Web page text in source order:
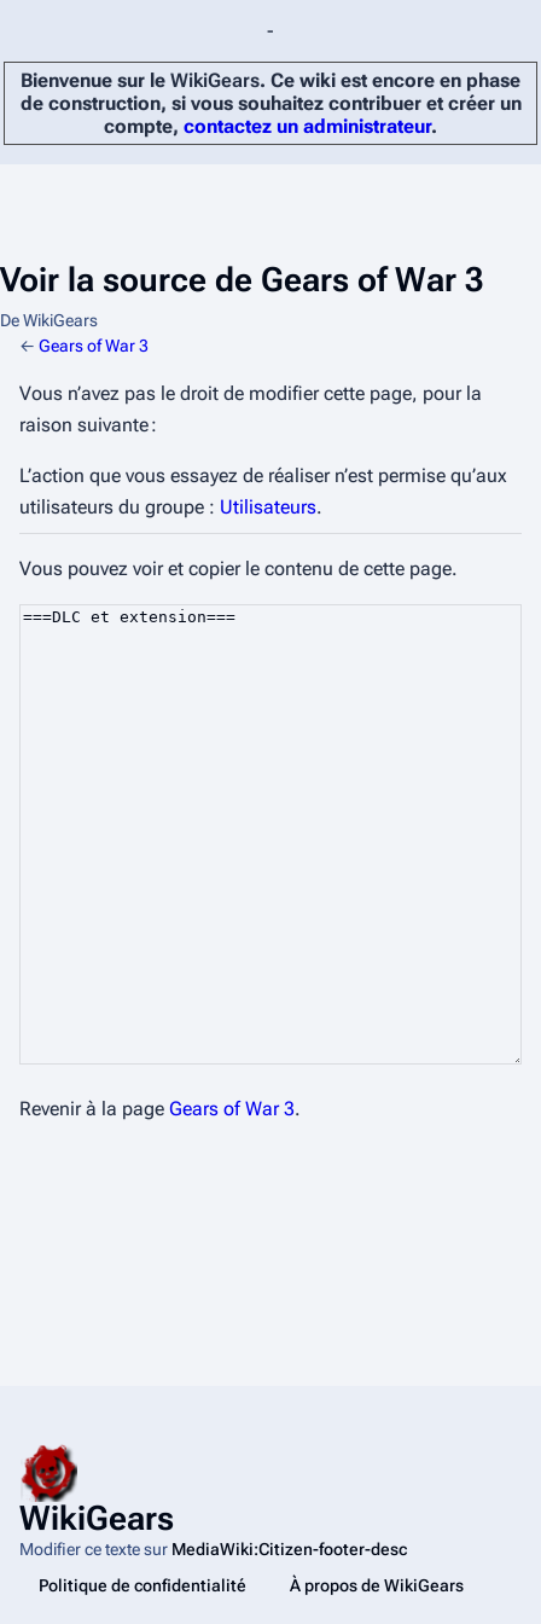
-
Bienvenue sur le WikiGears. Ce wiki est encore en phase
de construction, si vous souhaitez contribuer et créer un
compte, contactez un administrateur.
Voir la source de Gears of War 3
De WikiGears
← Gears of War 3
Vous n’avez pas le droit de modifier cette page, pour la
raison suivante :
L’action que vous essayez de réaliser n’est permise qu’aux
utilisateurs du groupe : Utilisateurs.
Vous pouvez voir et copier le contenu de cette page.
Revenir à la page Gears of War 3.
WikiGears
Modifier ce texte sur MediaWiki:Citizen-footer-desc
Politique de confidentialité
À propos de WikiGears